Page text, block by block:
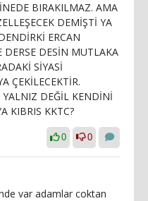
BIRAKILMAZ. AMA
DEMİŞTİ YA
ERCAN
DERSE DESİN MUTLAKA
SİYASİ
ÇEKİLECEKTİR.
DEĞİL KENDİNİ
KIBRIS KKTC?
0 0
var adamlar coktan